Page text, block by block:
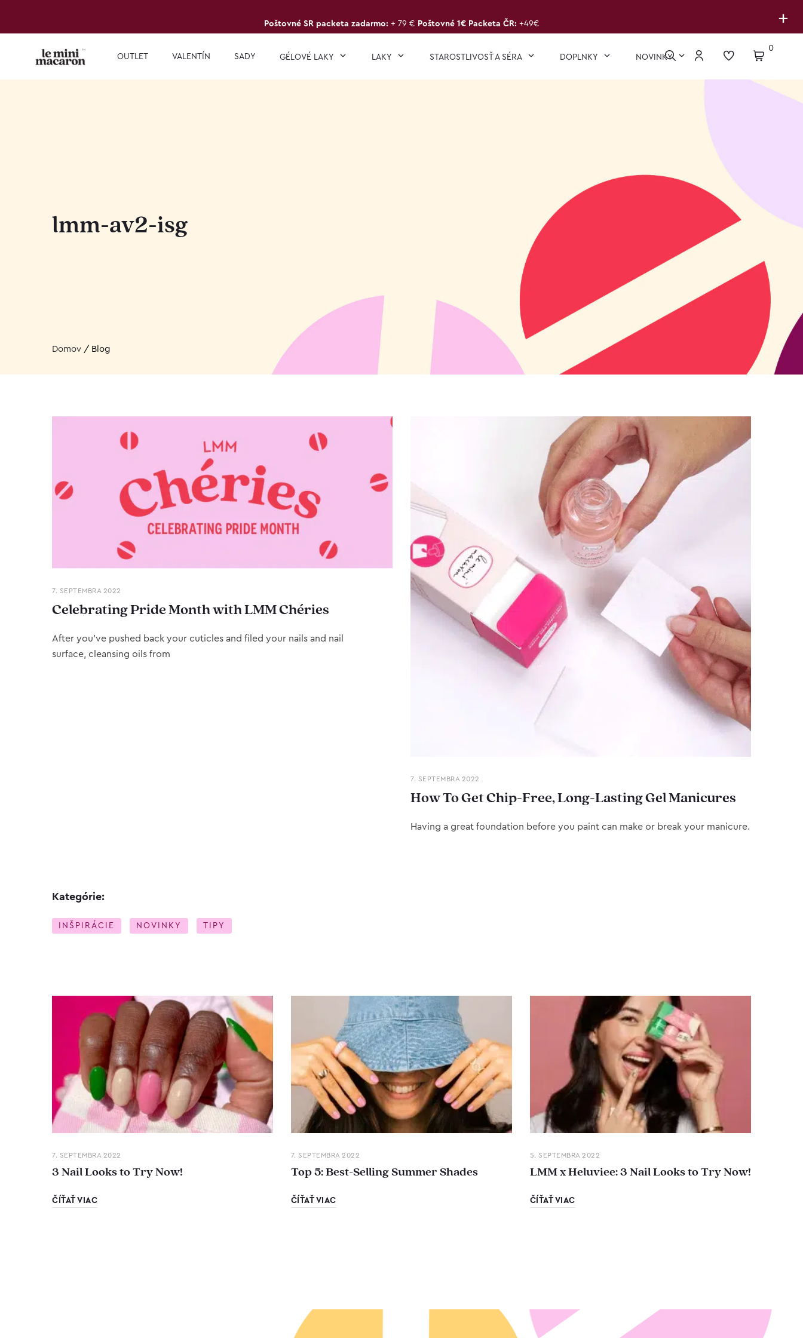
+
Poštovné SR packeta zadarmo: + 79 € Poštovné 1€ Packeta ČR: +49€
OUTLET VALENTÍN SADY GÉLOVÉ LAKY LAKY STAROSTLIVOSŤ A SÉRA DOPLNKY NOVINKY
0
lmm-av2-isg
Domov / Blog
7. SEPTEMBRA 2022
Celebrating Pride Month with LMM Chéries
After you’ve pushed back your cuticles and filed your nails and nail
surface, cleansing oils from
7. SEPTEMBRA 2022
How To Get Chip-Free, Long-Lasting Gel Manicures
Having a great foundation before you paint can make or break your manicure.
Kategórie:
INŠPIRÁCIE NOVINKY TIPY
7. SEPTEMBRA 2022
3 Nail Looks to Try Now!
ČÍŤAŤ VIAC
7. SEPTEMBRA 2022
Top 5: Best-Selling Summer Shades
ČÍŤAŤ VIAC
5. SEPTEMBRA 2022
LMM x Heluviee: 3 Nail Looks to Try Now!
ČÍŤAŤ VIAC